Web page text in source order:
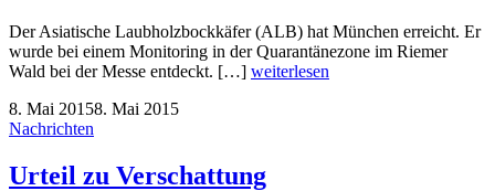
Der Asiatische Laubholzbockkäfer (ALB) hat München erreicht. Er
wurde bei einem Monitoring in der Quarantänezone im Riemer
Wald bei der Messe entdeckt. […] weiterlesen
8. Mai 20158. Mai 2015
Nachrichten
Urteil zu Verschattung